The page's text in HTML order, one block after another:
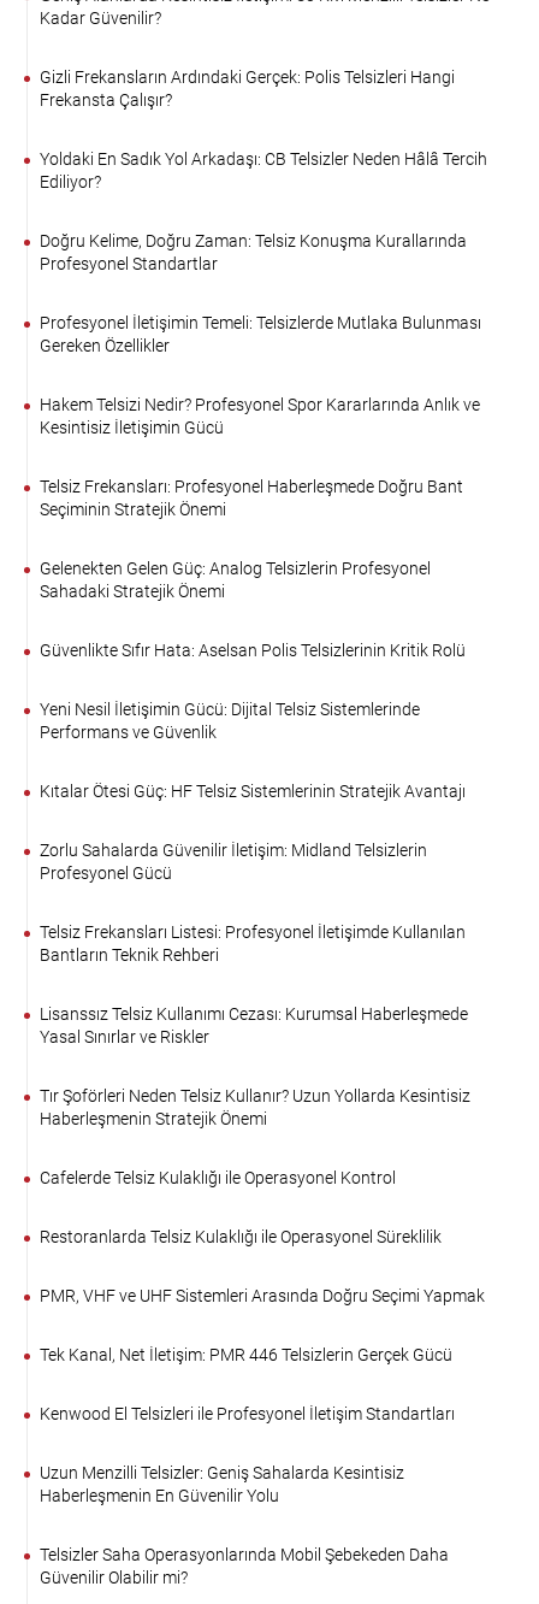
Kadar Güvenilir?
Gizli Frekansların Ardındaki Gerçek: Polis Telsizleri Hangi
Frekansta Çalışır?
Yoldaki En Sadık Yol Arkadaşı: CB Telsizler Neden Hâlâ Tercih
Ediliyor?
Doğru Kelime, Doğru Zaman: Telsiz Konuşma Kurallarında
Profesyonel Standartlar
Profesyonel İletişimin Temeli: Telsizlerde Mutlaka Bulunması
Gereken Özellikler
Hakem Telsizi Nedir? Profesyonel Spor Kararlarında Anlık ve
Kesintisiz İletişimin Gücü
Telsiz Frekansları: Profesyonel Haberleşmede Doğru Bant
Seçiminin Stratejik Önemi
Gelenekten Gelen Güç: Analog Telsizlerin Profesyonel
Sahadaki Stratejik Önemi
Güvenlikte Sıfır Hata: Aselsan Polis Telsizlerinin Kritik Rolü
Yeni Nesil İletişimin Gücü: Dijital Telsiz Sistemlerinde
Performans ve Güvenlik
Kıtalar Ötesi Güç: HF Telsiz Sistemlerinin Stratejik Avantajı
Zorlu Sahalarda Güvenilir İletişim: Midland Telsizlerin
Profesyonel Gücü
Telsiz Frekansları Listesi: Profesyonel İletişimde Kullanılan
Bantların Teknik Rehberi
Lisanssız Telsiz Kullanımı Cezası: Kurumsal Haberleşmede
Yasal Sınırlar ve Riskler
Tır Şoförleri Neden Telsiz Kullanır? Uzun Yollarda Kesintisiz
Haberleşmenin Stratejik Önemi
Cafelerde Telsiz Kulaklığı ile Operasyonel Kontrol
Restoranlarda Telsiz Kulaklığı ile Operasyonel Süreklilik
PMR, VHF ve UHF Sistemleri Arasında Doğru Seçimi Yapmak
Tek Kanal, Net İletişim: PMR 446 Telsizlerin Gerçek Gücü
Kenwood El Telsizleri ile Profesyonel İletişim Standartları
Uzun Menzilli Telsizler: Geniş Sahalarda Kesintisiz
Haberleşmenin En Güvenilir Yolu
Telsizler Saha Operasyonlarında Mobil Şebekeden Daha
Güvenilir Olabilir mi?